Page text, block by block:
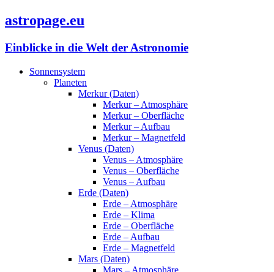
astropage.eu
Einblicke in die Welt der Astronomie
Sonnensystem
Planeten
Merkur (Daten)
Merkur – Atmosphäre
Merkur – Oberfläche
Merkur – Aufbau
Merkur – Magnetfeld
Venus (Daten)
Venus – Atmosphäre
Venus – Oberfläche
Venus – Aufbau
Erde (Daten)
Erde – Atmosphäre
Erde – Klima
Erde – Oberfläche
Erde – Aufbau
Erde – Magnetfeld
Mars (Daten)
Mars – Atmosphäre